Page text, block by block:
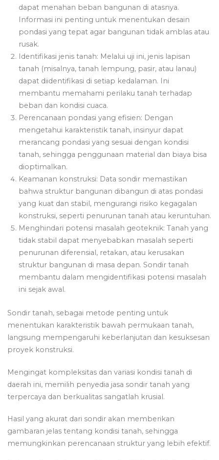
dapat menahan beban bangunan di atasnya.
Informasi ini penting untuk menentukan desain
pondasi yang tepat agar bangunan tidak amblas atau
rusak.
Identifikasi jenis tanah: Melalui uji ini, jenis lapisan
tanah (misalnya, tanah lempung, pasir, atau lanau)
dapat diidentifikasi di setiap kedalaman. Ini
membantu memahami perilaku tanah terhadap
beban dan kondisi cuaca.
Perencanaan pondasi yang efisien: Dengan
mengetahui karakteristik tanah, insinyur dapat
merancang pondasi yang sesuai dengan kondisi
tanah, sehingga penggunaan material dan biaya bisa
dioptimalkan.
Keamanan konstruksi: Data sondir memastikan
bahwa struktur bangunan dibangun di atas pondasi
yang kuat dan stabil, mengurangi risiko kegagalan
konstruksi, seperti penurunan tanah atau keruntuhan.
Menghindari potensi masalah geoteknik: Tanah yang
tidak stabil dapat menyebabkan masalah seperti
penurunan diferensial, retakan, atau kerusakan
struktur bangunan di masa depan. Sondir tanah
membantu dalam mengidentifikasi potensi masalah
ini sejak awal.
Sondir tanah, sebagai metode penting untuk
menentukan karakteristik bawah permukaan tanah,
langsung mempengaruhi keberlanjutan dan kesuksesan
proyek konstruksi.
Mengingat kompleksitas dan variasi kondisi tanah di
daerah ini, memilih penyedia jasa sondir tanah yang
terpercaya dan berkualitas sangatlah krusial.
Hasil yang akurat dari sondir akan memberikan
gambaran jelas tentang kondisi tanah, sehingga
memungkinkan perencanaan struktur yang lebih efektif.